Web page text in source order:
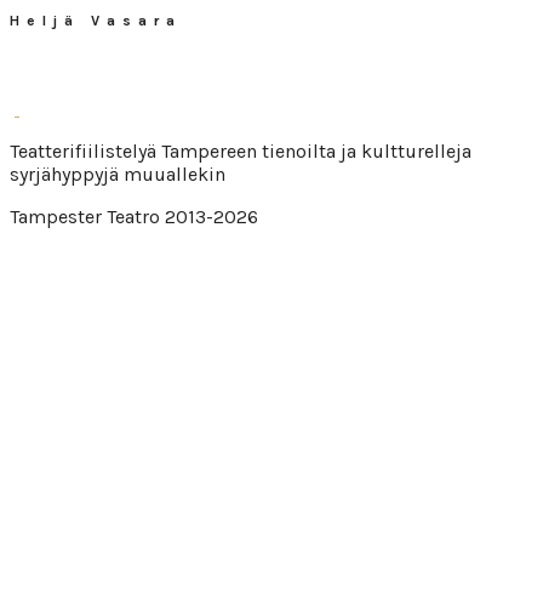
Heljä Vasara
Teatterifiilistelyä Tampereen tienoilta ja kultturelleja
syrjähyppyjä muuallekin
Tampester Teatro 2013-2026